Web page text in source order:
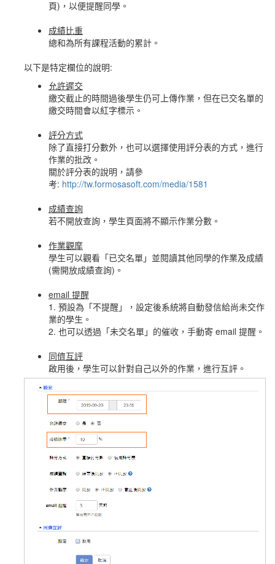
頁)，以便提醒同學。
成績比重
總和為所有課程活動的累計。
以下是特定欄位的說明:
允許遲交
繳交截止的時間過後學生仍可上傳作業，但在已交名單的
繳交時間會以紅字標示。
評分方式
除了直接打分數外，也可以選擇使用評分表的方式，進行
作業的批改。
關於評分表的說明，請參
考: http://tw.formosasoft.com/media/1581
成績查詢
若不開放查詢，學生頁面將不顯示作業分數。
作業觀摩
學生可以觀看「已交名單」並閱讀其他同學的作業及成績
(需開放成績查詢)。
email 提醒
1. 預設為「不提醒」，設定後系統將自動發信給尚未交作
業的學生。
2. 也可以透過「未交名單」的催收，手動寄 email 提醒。
同儕互評
啟用後，學生可以針對自己以外的作業，進行互評。